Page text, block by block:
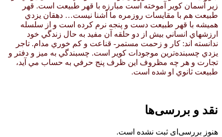
زير آسمان كوير آموخته است مبارزه با قهر طبيعت است. قهر
طبيعت هم با مقايسات روزمره ما آشنا نيست… دهقان يزدي
هميشه با قهر طبيعت دست و پنجه نرم كرده است و از سلسله
ارزشهاي انساني بيش از دو حلقه آن مفيد به حال زندگي خود
ندانسته اند: كار و زحمت مستمر- قناعت و كم خوري مدام. تاجر
يزدي چسبنده‌ترين موجودات كوير است. چسبندگي به ميز و دفتر و
تجارت و هر چه مظروف اين ظرف پنج حرفي به حساب مي آيد،
طبيعت ثانوي او شده است.
نقد و بررسی‌ها
هنوز بررسی‌ای ثبت نشده است.